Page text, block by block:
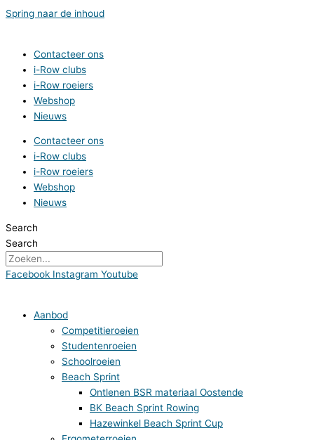
Spring naar de inhoud
Contacteer ons
i-Row clubs
i-Row roeiers
Webshop
Nieuws
Contacteer ons
i-Row clubs
i-Row roeiers
Webshop
Nieuws
Search
Search
Facebook Instagram Youtube
Aanbod
Competitieroeien
Studentenroeien
Schoolroeien
Beach Sprint
Ontlenen BSR materiaal Oostende
BK Beach Sprint Rowing
Hazewinkel Beach Sprint Cup